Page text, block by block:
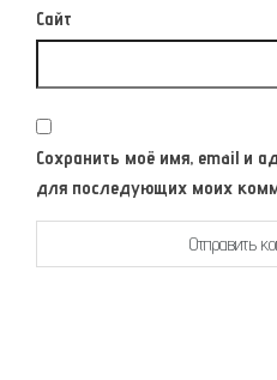
Сайт
Сохранить моё имя, email и
для последующих моих